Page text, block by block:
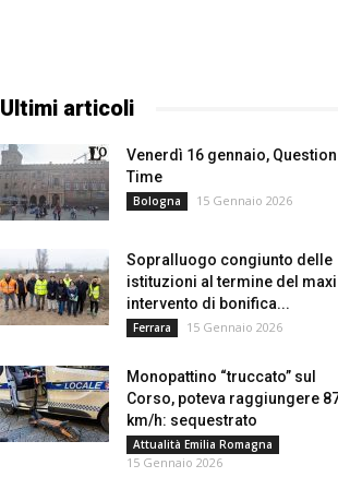
Ultimi articoli
Venerdì 16 gennaio, Question
Time
Bologna 15 Gennaio 2026
Sopralluogo congiunto delle
istituzioni al termine del maxi
intervento di bonifica...
Ferrara 15 Gennaio 2026
Monopattino “truccato” sul
Corso, poteva raggiungere
km/h: sequestrato
Attualità Emilia Romagna
15 Gennaio 2026